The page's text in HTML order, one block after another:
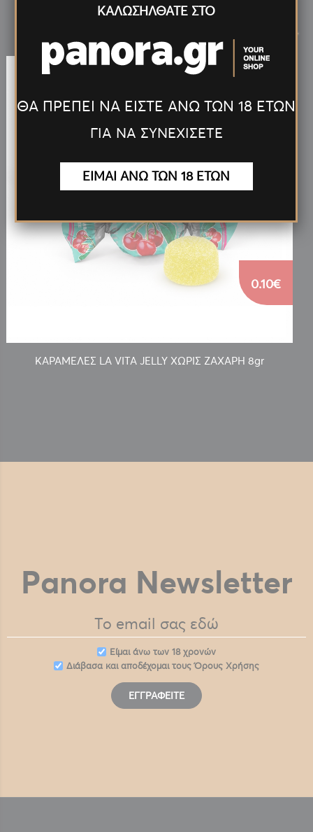
ΝέαΠροϊόντα
ΚΑΡΑΜΕΛΕΣ LA VITA JELLY ΧΩΡΙΣ ΖΑΧΑΡΗ 8gr
0.10€
>
Panora Newsletter
Eίμαι άνω των 18 χρονών
Διάβασα και αποδέχομαι τουςΌρους Χρήσης
ΕΓΓΡΑΦΕΊΤΕ
ΚΑΛΩΣΗΛΘΑΤΕ ΣΤΟ
ΘΑ ΠΡΕΠΕΙ ΝΑ ΕΙΣΤΕ ΑΝΩ ΤΩΝ 18 ΕΤΩΝ
ΓΙΑ ΝΑ ΣΥΝΕΧΙΣΕΤΕ
ΕΙΜΑΙ ΑΝΩ ΤΩΝ 18 ΕΤΩΝ